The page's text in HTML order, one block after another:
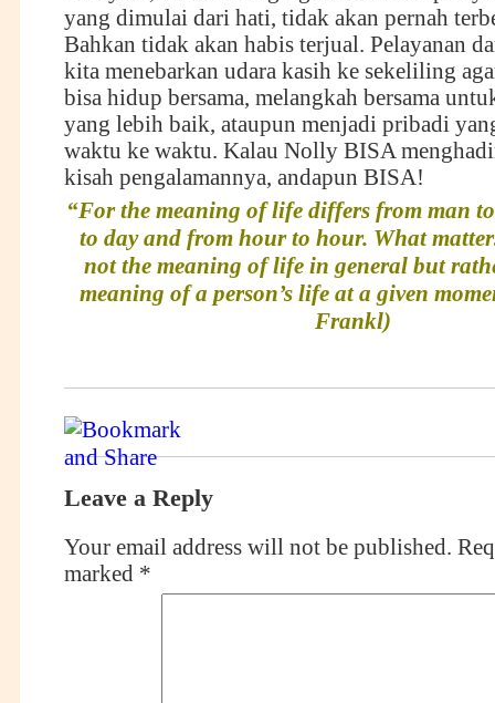
yang dimulai dari hati, tidak akan pernah
Bahkan tidak akan habis terjual. Pelayanan
kita menebarkan udara kasih ke sekeliling
bisa hidup bersama, melangkah bersama
yang lebih baik, ataupun menjadi pribadi
waktu ke waktu. Kalau Nolly BISA
kisah pengalamannya, andapun BISA!
“For the meaning of life differs from man
to day and from hour to hour. What
not the meaning of life in general but
meaning of a person’s life at a given
Frankl)
Leave a Reply
Your email address will not be published.
marked *